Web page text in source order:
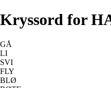
Kryssord for
GÅ
LI
SVI
FLY
BLØ